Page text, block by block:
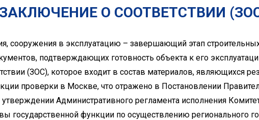
ЗАКЛЮЧЕНИЕ О СООТВЕТСТВИИ
сооружения в эксплуатацию – завершающий этап
подтверждающих готовность объекта к его
(ЗОС), которое входит в состав материалов, являющихся
проверки в Москве, что отражено в Постановлении
Административного регламента исполнения
государственной функции по осуществлению регионального